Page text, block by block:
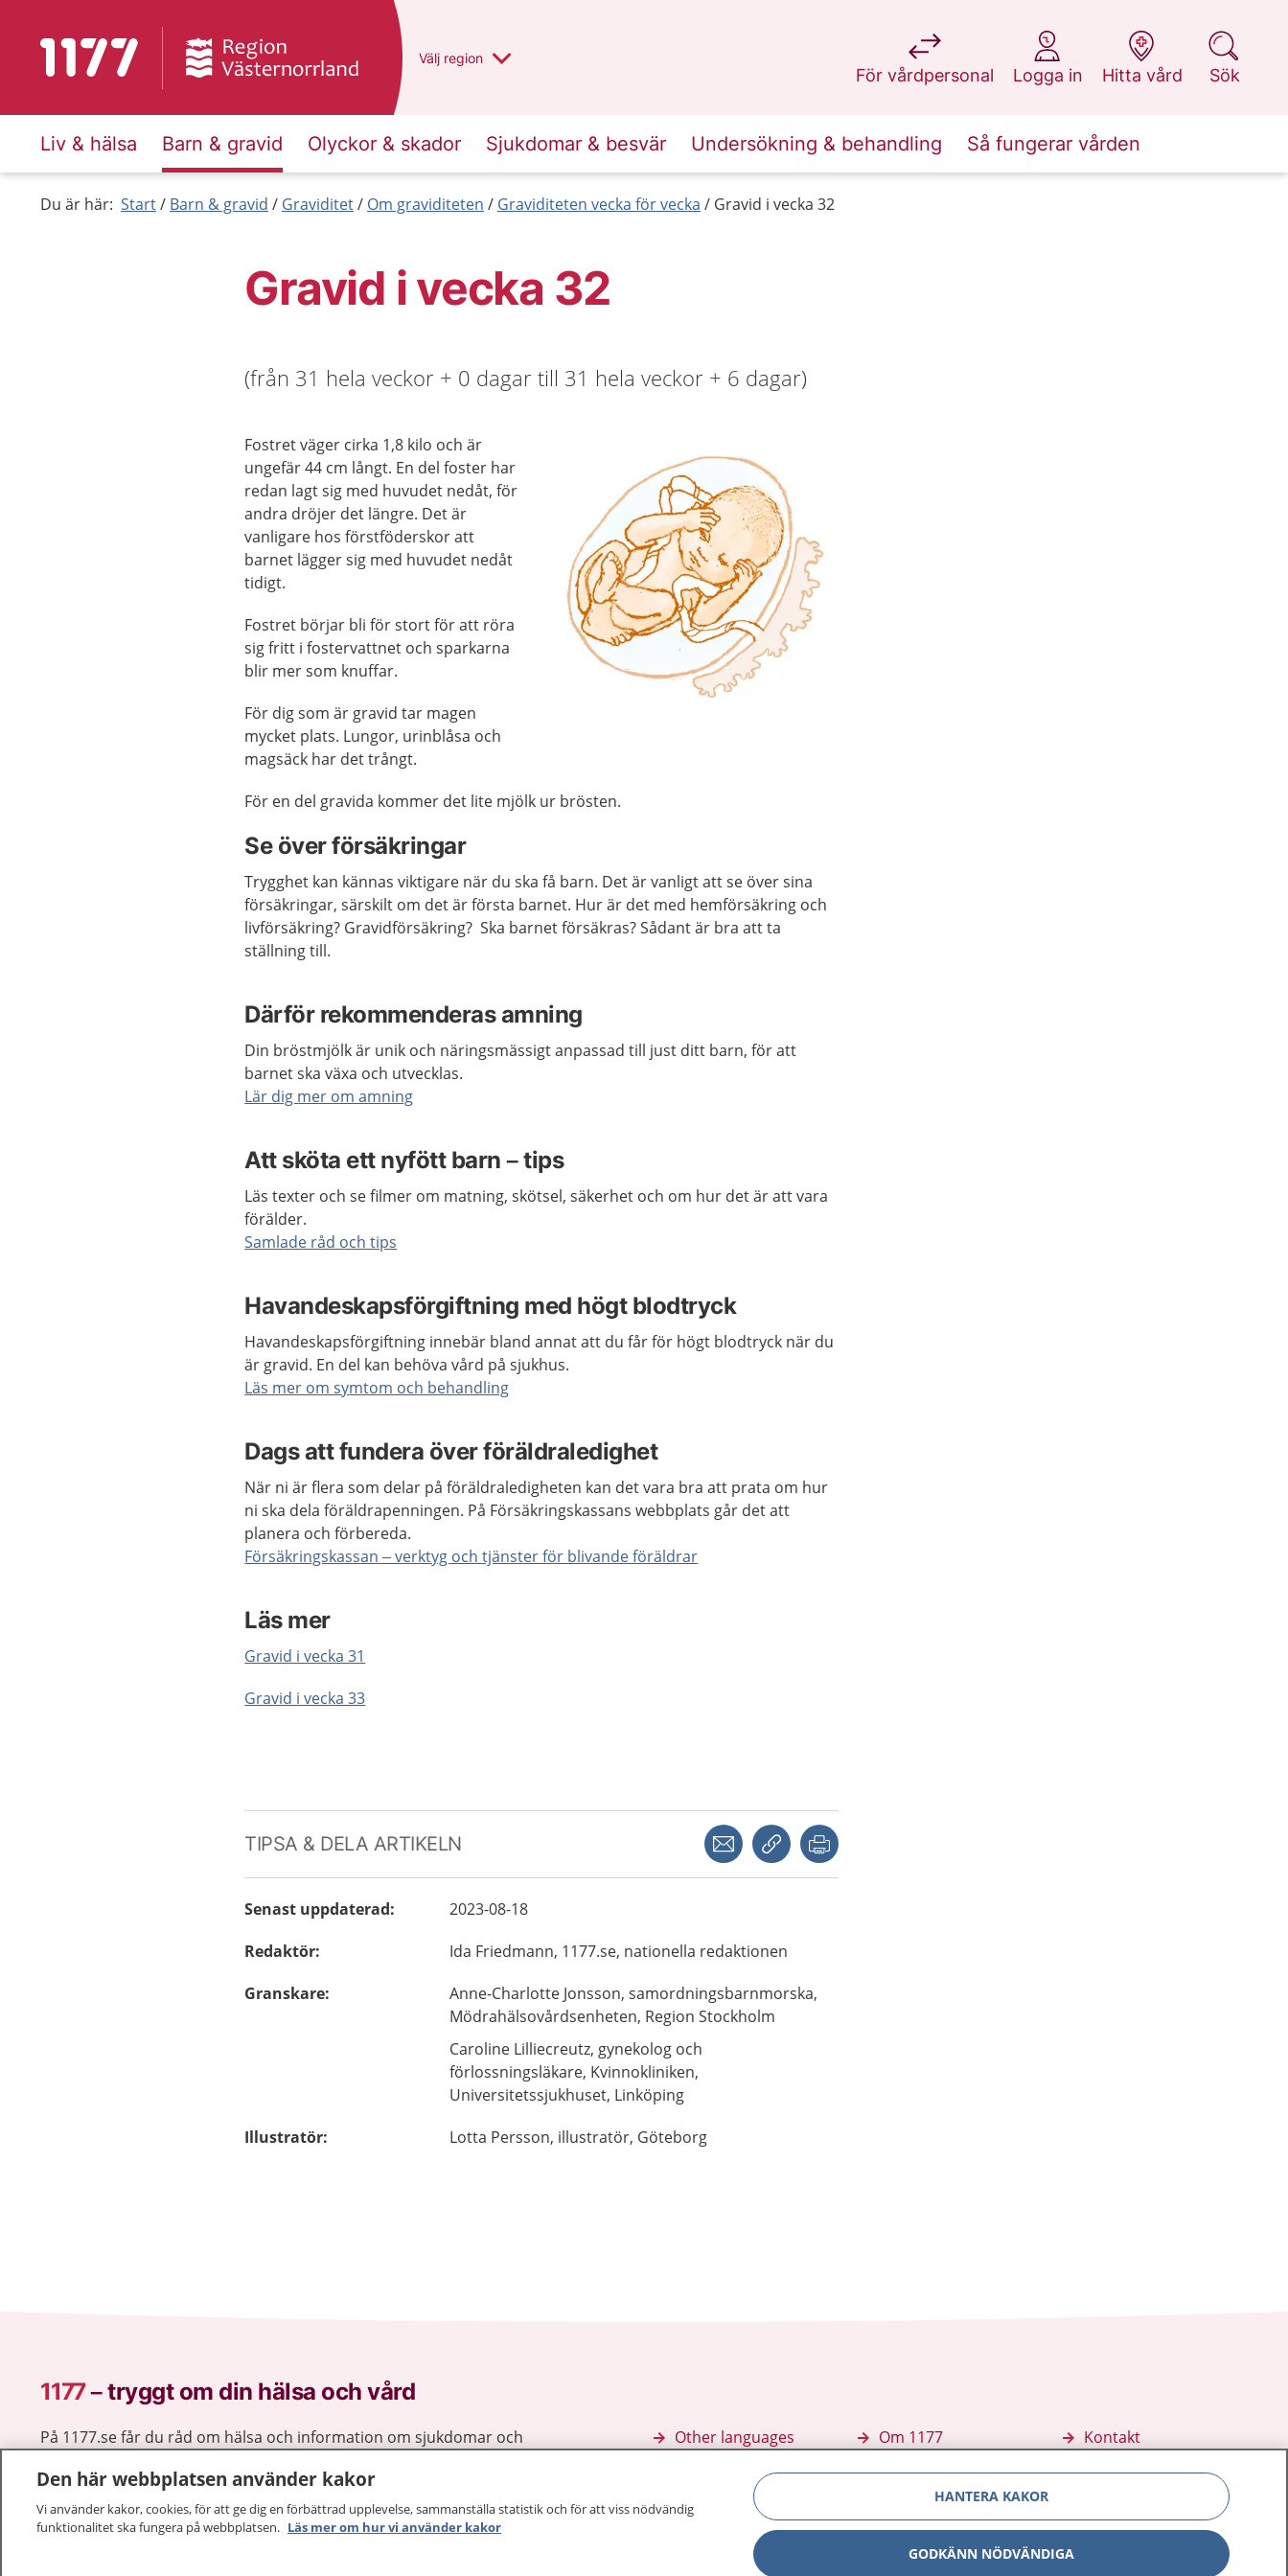
Till startsidan för 1177 Du har valt region
Välj en annan
region
För vårdpersonal
på 1177.se
Logga in
på 1177.se
Hitta vård
på 1177.se
Sök
på 1177.se
Liv & hälsa Barn & gravid Olyckor & skador Sjukdomar & besvär Undersökning & behandling Så fungerar vården
Du är här: Start Barn & gravid Graviditet Om graviditeten Graviditeten vecka för vecka Gravid i vecka 32
Gravid i vecka 32
(från 31 hela veckor + 0 dagar till 31 hela veckor + 6 dagar)
Fostret väger cirka 1,8 kilo och är
ungefär 44 cm långt. En del foster har
redan lagt sig med huvudet nedåt, för
andra dröjer det längre. Det är
vanligare hos förstföderskor att
barnet lägger sig med huvudet nedåt
tidigt.
Fostret börjar bli för stort för att röra
sig fritt i fostervattnet och sparkarna
blir mer som knuffar.
För dig som är gravid tar magen
mycket plats. Lungor, urinblåsa och
magsäck har det trångt.
För en del gravida kommer det lite mjölk ur brösten.
Se över försäkringar
Trygghet kan kännas viktigare när du ska få barn. Det är vanligt att se över sina
försäkringar, särskilt om det är första barnet. Hur är det med hemförsäkring och
livförsäkring? Gravidförsäkring? Ska barnet försäkras? Sådant är bra att ta
ställning till.
Därför rekommenderas amning
Din bröstmjölk är unik och näringsmässigt anpassad till just ditt barn, för att
barnet ska växa och utvecklas.
Lär dig mer om amning
Att sköta ett nyfött barn – tips
Läs texter och se filmer om matning, skötsel, säkerhet och om hur det är att vara
förälder.
Samlade råd och tips
Havandeskapsförgiftning med högt blodtryck
Havandeskapsförgiftning innebär bland annat att du får för högt blodtryck när du
är gravid. En del kan behöva vård på sjukhus.
Läs mer om symtom och behandling
Dags att fundera över föräldraledighet
När ni är flera som delar på föräldraledigheten kan det vara bra att prata om hur
ni ska dela föräldrapenningen. På Försäkringskassans webbplats går det att
planera och förbereda.
Försäkringskassan – verktyg och tjänster för blivande föräldrar
Läs mer
Gravid i vecka 31
Gravid i vecka 33
TIPSA & DELA ARTIKELN Dela via mejlKopiera länk
Senast uppdaterad:
2023-08-18
Redaktör: Ida Friedmann, 1177.se, nationella redaktionen
Granskare: Anne-Charlotte Jonsson, samordningsbarnmorska,
Mödrahälsovårdsenheten, Region Stockholm
Caroline Lilliecreutz, gynekolog och
förlossningsläkare, Kvinnokliniken,
Universitetssjukhuset, Linköping
Illustratör: Lotta Persson, illustratör, Göteborg
1177–tryggt om din hälsa och vård
På 1177.se får du råd om hälsa och information om sjukdomar och
och göra dina vårdärenden. Ring telefonnummer 1177 för
sjukvårdsrådgivning dygnet runt.
1177 ger dig råd när du vill må bättre.
Other languages
Lättläst svenska
Om 1177
E-tjänster
Aktuellt
Kontakt
Press
Digital tillgänglighet
Den här webbplatsen använder kakor
Vi använder kakor, cookies, för att ge dig en förbättrad upplevelse, sammanställa statistik och för att viss nödvändig
funktionalitet ska fungera på webbplatsen. Läs mer om hur vi använder kakor
HANTERA KAKOR
GODKÄNN NÖDVÄNDIGA